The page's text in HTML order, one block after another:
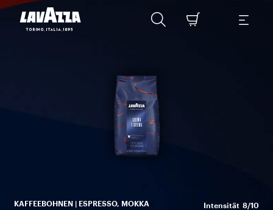
KAFFEEBOHNEN | ESPRESSO, MOKKA Intensität 8/10